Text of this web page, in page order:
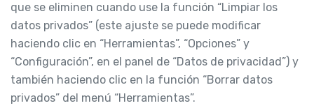
que se eliminen cuando use la función “Limpiar los
datos privados” (este ajuste se puede modificar
haciendo clic en “Herramientas”, “Opciones” y
“Configuración”, en el panel de “Datos de privacidad”) y
también haciendo clic en la función “Borrar datos
privados” del menú “Herramientas”.